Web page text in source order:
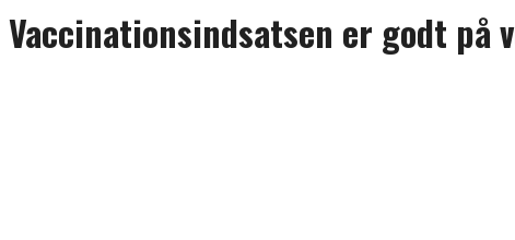
Vaccinationsindsatsen er godt på